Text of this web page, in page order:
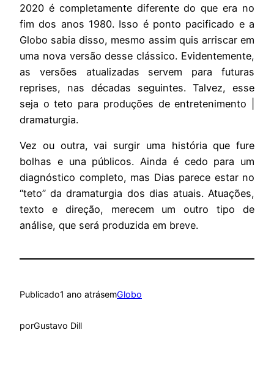
2020 é completamente diferente do que era no
fim dos anos 1980. Isso é ponto pacificado e a
Globo sabia disso, mesmo assim quis arriscar em
uma nova versão desse clássico. Evidentemente,
as versões atualizadas servem para futuras
reprises, nas décadas seguintes. Talvez, esse
seja o teto para produções de entretenimento |
dramaturgia.
Vez ou outra, vai surgir uma história que fure
bolhas e una públicos. Ainda é cedo para um
diagnóstico completo, mas Dias parece estar no
“teto” da dramaturgia dos dias atuais. Atuações,
texto e direção, merecem um outro tipo de
análise, que será produzida em breve.
Publicado1 ano atrásemGlobo
porGustavo Dill